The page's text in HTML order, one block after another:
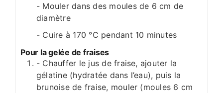
- Mouler dans des moules de 6 cm de
diamètre
- Cuire à 170 °C pendant 10 minutes
Pour la gelée de fraises
- Chauffer le jus de fraise, ajouter la
gélatine (hydratée dans l’eau), puis la
brunoise de fraise, mouler (moules 6 cm